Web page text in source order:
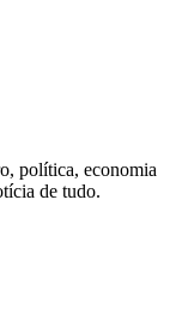
política, economia
de tudo.